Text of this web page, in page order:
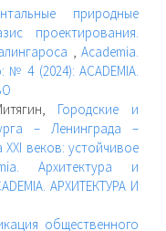
природные
проектирования.
,Academia.
№ 4 (2024): ACADEMIA.
Городские и
– Ленинграда –
XXI веков: устойчивое
Архитектура и
АРХИТЕКТУРА И
общественного